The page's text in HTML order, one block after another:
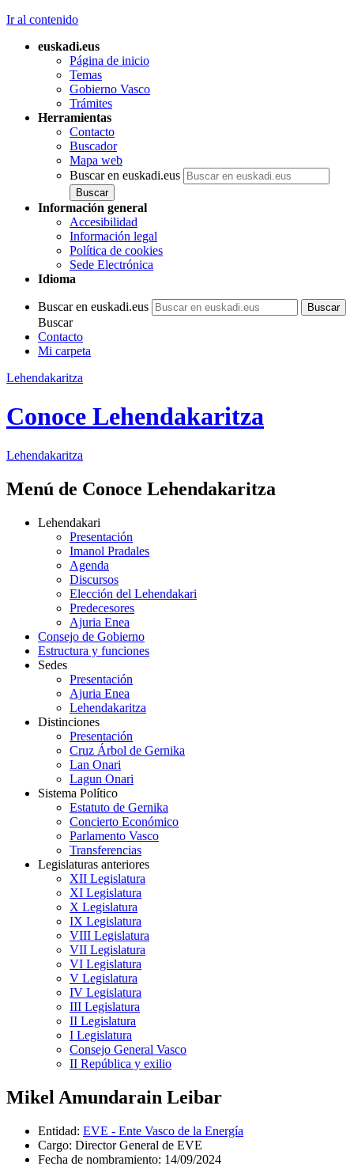
Ir al contenido
euskadi.eus
Página de inicio
Temas
Gobierno Vasco
Trámites
Herramientas
Contacto
Buscador
Mapa web
Buscar en euskadi.eus
Información general
Accesibilidad
Información legal
Política de cookies
Sede Electrónica
Idioma
Buscar en euskadi.eus
Buscar
Contacto
Mi carpeta
Lehendakaritza
Conoce Lehendakaritza
Lehendakaritza
Menú de Conoce Lehendakaritza
Lehendakari
Presentación
Imanol Pradales
Agenda
Discursos
Elección del Lehendakari
Predecesores
Ajuria Enea
Consejo de Gobierno
Estructura y funciones
Sedes
Presentación
Ajuria Enea
Lehendakaritza
Distinciones
Presentación
Cruz Árbol de Gernika
Lan Onari
Lagun Onari
Sistema Político
Estatuto de Gernika
Concierto Económico
Parlamento Vasco
Transferencias
Legislaturas anteriores
XII Legislatura
XI Legislatura
X Legislatura
IX Legislatura
VIII Legislatura
VII Legislatura
VI Legislatura
V Legislatura
IV Legislatura
III Legislatura
II Legislatura
I Legislatura
Consejo General Vasco
II República y exilio
Mikel Amundarain Leibar
Entidad: EVE - Ente Vasco de la Energía
Cargo: Director General de EVE
Fecha de nombramiento: 14/09/2024